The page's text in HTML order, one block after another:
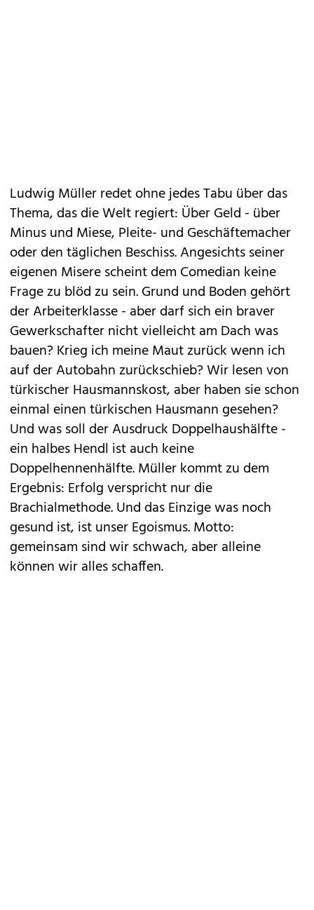
Ludwig Müller redet ohne jedes Tabu über das
Thema, das die Welt regiert: Über Geld - über
Minus und Miese, Pleite- und Geschäftemacher
oder den täglichen Beschiss. Angesichts seiner
eigenen Misere scheint dem Comedian keine
Frage zu blöd zu sein. Grund und Boden gehört
der Arbeiterklasse - aber darf sich ein braver
Gewerkschafter nicht vielleicht am Dach was
bauen? Krieg ich meine Maut zurück wenn ich
auf der Autobahn zurückschieb? Wir lesen von
türkischer Hausmannskost, aber haben sie schon
einmal einen türkischen Hausmann gesehen?
Und was soll der Ausdruck Doppelhaushälfte -
ein halbes Hendl ist auch keine
Doppelhennenhälfte. Müller kommt zu dem
Ergebnis: Erfolg verspricht nur die
Brachialmethode. Und das Einzige was noch
gesund ist, ist unser Egoismus. Motto:
gemeinsam sind wir schwach, aber alleine
können wir alles schaffen.